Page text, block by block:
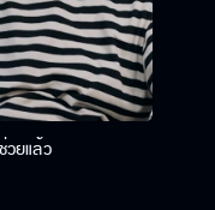
วยแล้ว